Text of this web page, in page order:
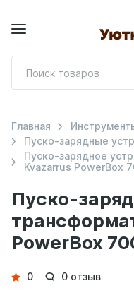
Пуско-
PowerBox
Главная
Пуско-зарядные
Пуско-зарядное
Kvazarrus PowerBox
Детали
0 0 отзыв